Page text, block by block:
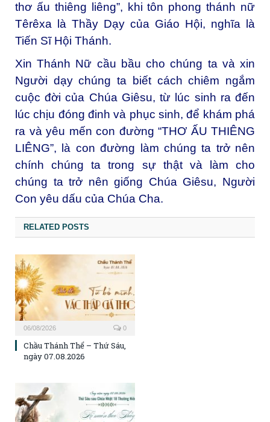
thơ ấu thiêng liêng”, khi tôn phong thánh nữ
Têrêxa là Thầy Dạy của Giáo Hội, nghĩa là
Tiến Sĩ Hội Thánh.
Xin Thánh Nữ cầu bầu cho chúng ta và xin
Người dạy chúng ta biết cách chiêm ngắm
cuộc đời của Chúa Giêsu, từ lúc sinh ra đến
lúc chịu đóng đinh và phục sinh, để khám phá
ra và yêu mến con đường “THƠ ẤU THIÊNG
LIÊNG”, là con đường làm chúng ta trở nên
chính chúng ta trong sự thật và làm cho
chúng ta trở nên giống Chúa Giêsu, Người
Con yêu dấu của Chúa Cha.
RELATED POSTS
06/08/2026 0
Chầu Thánh Thể – Thứ Sáu,
ngày 07.08.2026